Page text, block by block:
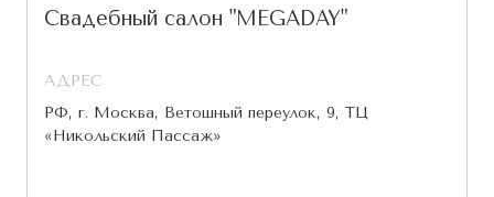
Свадебный салон "MEGADAY"
АДРЕС
РФ, г. Москва, Ветошный переулок, 9, ТЦ
«Никольский Пассаж»